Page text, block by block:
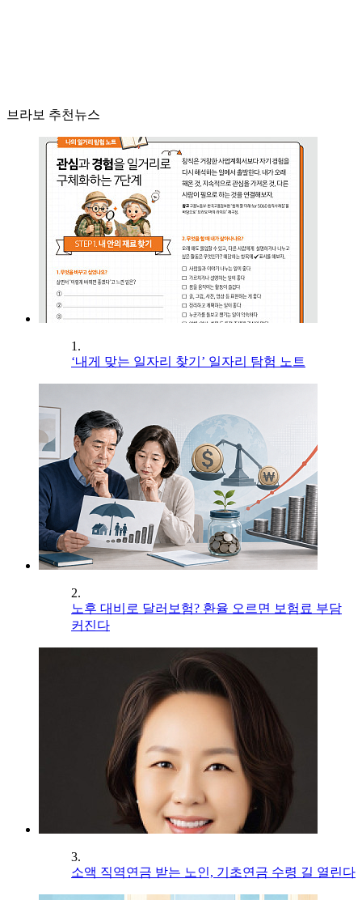
브라보 추천뉴스
1.
‘내게 맞는 일자리 찾기’ 일자리 탐험 노트
2.
노후 대비로 달러보험? 환율 오르면 보험료 부담
커진다
3.
소액 직역연금 받는 노인, 기초연금 수령 길 열린다